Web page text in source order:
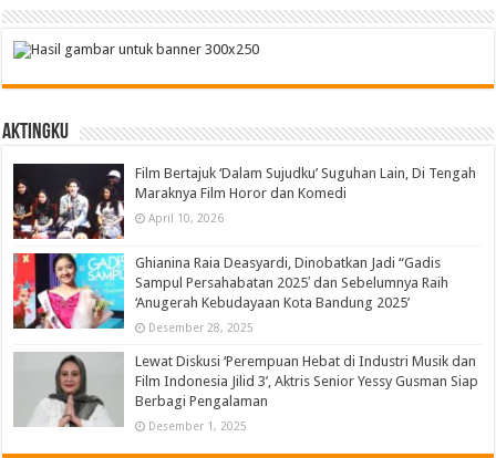
Aktingku
Film Bertajuk ‘Dalam Sujudku’ Suguhan Lain, Di Tengah
Maraknya Film Horor dan Komedi
April 10, 2026
Ghianina Raia Deasyardi, Dinobatkan Jadi “Gadis
Sampul Persahabatan 2025′ dan Sebelumnya Raih
‘Anugerah Kebudayaan Kota Bandung 2025’
Desember 28, 2025
Lewat Diskusi ‘Perempuan Hebat di Industri Musik dan
Film Indonesia Jilid 3’, Aktris Senior Yessy Gusman Siap
Berbagi Pengalaman
Desember 1, 2025